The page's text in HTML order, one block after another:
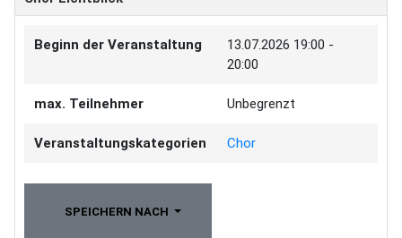
Beginn der Veranstaltung 13.07.2026 19:00 -
20:00
max. Teilnehmer Unbegrenzt
Veranstaltungskategorien Chor
SPEICHERN NACH